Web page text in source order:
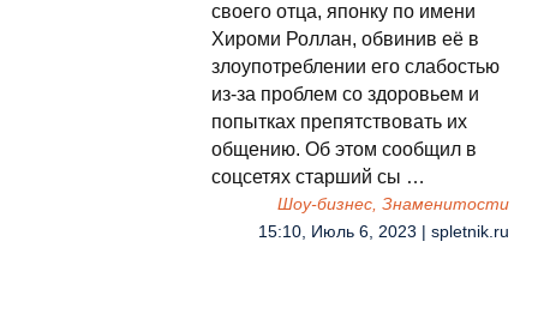
своего отца, японку по имени
Хироми Роллан, обвинив её в
злоупотреблении его слабостью
из-за проблем со здоровьем и
попытках препятствовать их
общению. Об этом сообщил в
соцсетях старший сы …
Шоу-бизнес, Знаменитости
15:10, Июль 6, 2023 | spletnik.ru